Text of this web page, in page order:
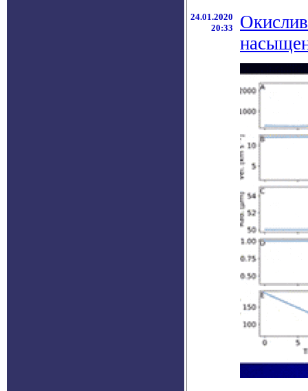
24.01.2020
20:33